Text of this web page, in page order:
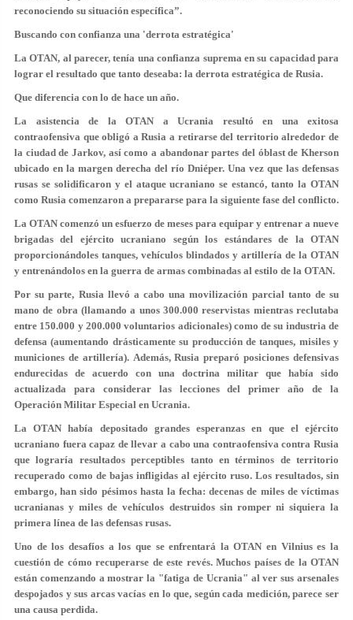
reconociendo su situación específica”.
Buscando con confianza una 'derrota estratégica'
La OTAN, al parecer, tenía una confianza suprema en su capacidad para
lograr el resultado que tanto deseaba: la derrota estratégica de Rusia.
Que diferencia con lo de hace un año.
La asistencia de la OTAN a Ucrania resultó en una exitosa
contraofensiva que obligó a Rusia a retirarse del territorio alrededor de
la ciudad de Jarkov, así como a abandonar partes del óblast de Kherson
ubicado en la margen derecha del río Dniéper. Una vez que las defensas
rusas se solidificaron y el ataque ucraniano se estancó, tanto la OTAN
como Rusia comenzaron a prepararse para la siguiente fase del conflicto.
La OTAN comenzó un esfuerzo de meses para equipar y entrenar a nueve
brigadas del ejército ucraniano según los estándares de la OTAN
proporcionándoles tanques, vehículos blindados y artillería de la OTAN
y entrenándolos en la guerra de armas combinadas al estilo de la OTAN.
Por su parte, Rusia llevó a cabo una movilización parcial tanto de su
mano de obra (llamando a unos 300.000 reservistas mientras reclutaba
entre 150.000 y 200.000 voluntarios adicionales) como de su industria de
defensa (aumentando drásticamente su producción de tanques, misiles y
municiones de artillería). Además, Rusia preparó posiciones defensivas
endurecidas de acuerdo con una doctrina militar que había sido
actualizada para considerar las lecciones del primer año de la
Operación Militar Especial en Ucrania.
La OTAN había depositado grandes esperanzas en que el ejército
ucraniano fuera capaz de llevar a cabo una contraofensiva contra Rusia
que lograría resultados perceptibles tanto en términos de territorio
recuperado como de bajas infligidas al ejército ruso. Los resultados, sin
embargo, han sido pésimos hasta la fecha: decenas de miles de víctimas
ucranianas y miles de vehículos destruidos sin romper ni siquiera la
primera línea de las defensas rusas.
Uno de los desafíos a los que se enfrentará la OTAN en Vilnius es la
cuestión de cómo recuperarse de este revés. Muchos países de la OTAN
están comenzando a mostrar la "fatiga de Ucrania" al ver sus arsenales
despojados y sus arcas vacías en lo que, según cada medición, parece ser
una causa perdida.